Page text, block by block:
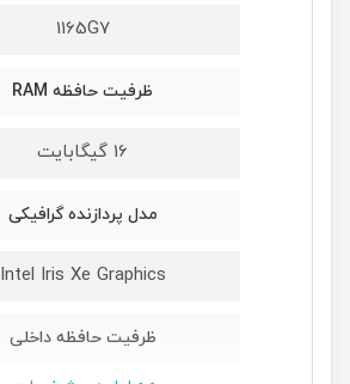
1165G7
ظرفیت حافظه RAM
16 گیگابایت
مدل پردازنده گرافیکی
Intel Iris Xe Graphics
ظرفیت حافظه داخلی